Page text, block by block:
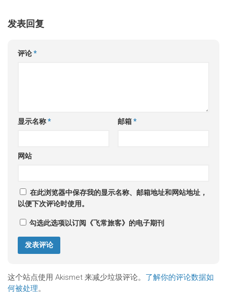
发表回复
评论*
显示名称* 邮箱*
网站
在此浏览器中保存我的显示名称、邮箱地址和网站地址，
以便下次评论时使用。
勾选此选项以订阅《飞常旅客》的电子期刊
这个站点使用 Akismet 来减少垃圾评论。 了解你的评论数据如
何被处理。